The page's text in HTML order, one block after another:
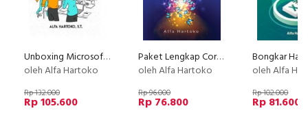
Unboxing Microsoft Office 2013
oleh Alfa Hartoko
Rp 132.000
Rp 105.600
Paket Lengkap Coreldraw Dan Photoshop
oleh Alfa Hartoko
Rp 96.000
Rp 76.800
oleh Alfa
Rp 102.000
Rp 81.600